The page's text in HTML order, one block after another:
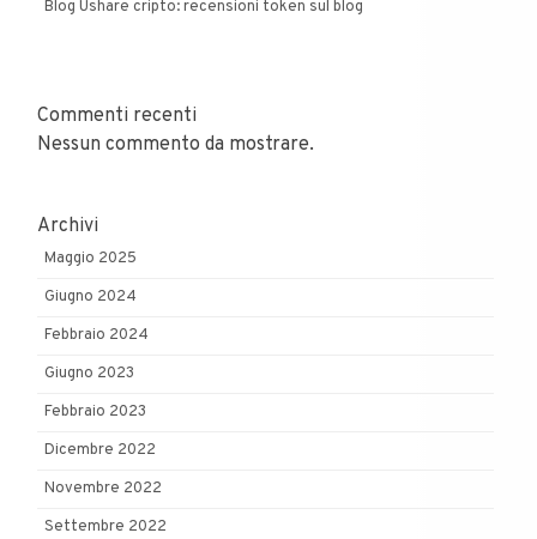
Blog Ushare cripto: recensioni token sul blog
Commenti recenti
Nessun commento da mostrare.
Archivi
Maggio 2025
Giugno 2024
Febbraio 2024
Giugno 2023
Febbraio 2023
Dicembre 2022
Novembre 2022
Settembre 2022